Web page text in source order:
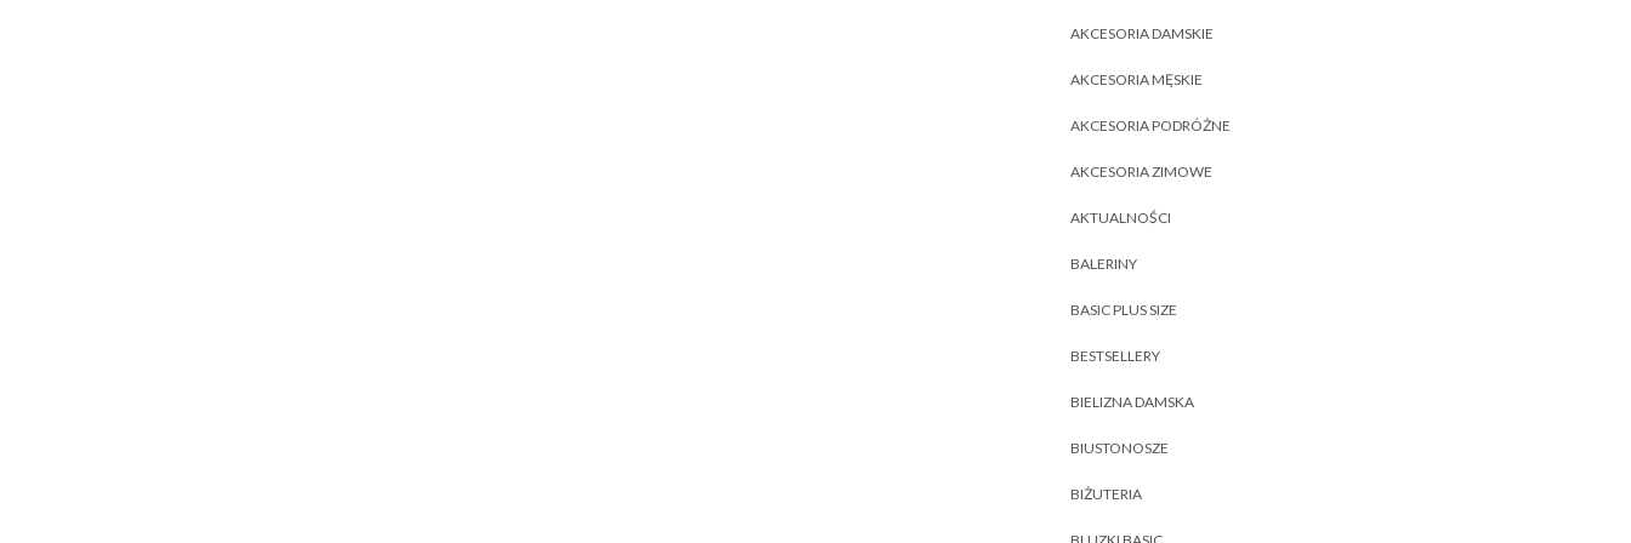
AKCESORIA DAMSKIE
AKCESORIA MĘSKIE
AKCESORIA PODRÓŻNE
AKCESORIA ZIMOWE
AKTUALNOŚCI
BALERINY
BASIC PLUS SIZE
BESTSELLERY
BIELIZNA DAMSKA
BIUSTONOSZE
BIŻUTERIA